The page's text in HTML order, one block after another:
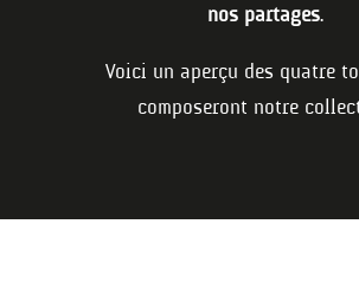
nos partages.
Voici un aperçu des quatre
composeront notre